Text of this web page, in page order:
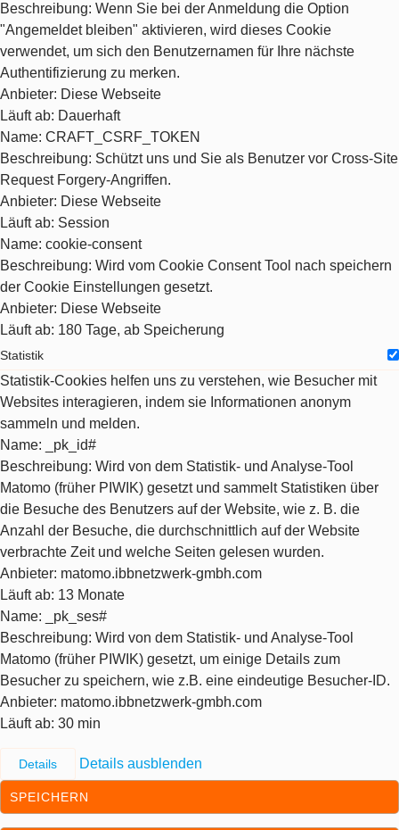
Beschreibung: Wenn Sie bei der Anmeldung die Option
"Angemeldet bleiben" aktivieren, wird dieses Cookie
verwendet, um sich den Benutzernamen für Ihre nächste
Authentifizierung zu merken.
Anbieter: Diese Webseite
Läuft ab: Dauerhaft
Name: CRAFT_CSRF_TOKEN
Beschreibung: Schützt uns und Sie als Benutzer vor Cross-Site
Request Forgery-Angriffen.
Anbieter: Diese Webseite
Läuft ab: Session
Name: cookie-consent
Beschreibung: Wird vom Cookie Consent Tool nach speichern
der Cookie Einstellungen gesetzt.
Anbieter: Diese Webseite
Läuft ab: 180 Tage, ab Speicherung
Statistik
Statistik-Cookies helfen uns zu verstehen, wie Besucher mit
Websites interagieren, indem sie Informationen anonym
sammeln und melden.
Name: _pk_id#
Beschreibung: Wird von dem Statistik- und Analyse-Tool
Matomo (früher PIWIK) gesetzt und sammelt Statistiken über
die Besuche des Benutzers auf der Website, wie z. B. die
Anzahl der Besuche, die durchschnittlich auf der Website
verbrachte Zeit und welche Seiten gelesen wurden.
Anbieter: matomo.ibbnetzwerk-gmbh.com
Läuft ab: 13 Monate
Name: _pk_ses#
Beschreibung: Wird von dem Statistik- und Analyse-Tool
Matomo (früher PIWIK) gesetzt, um einige Details zum
Besucher zu speichern, wie z.B. eine eindeutige Besucher-ID.
Anbieter: matomo.ibbnetzwerk-gmbh.com
Läuft ab: 30 min
Details Details ausblenden
SPEICHERN